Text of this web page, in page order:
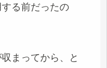
る前だったの
まってから、と